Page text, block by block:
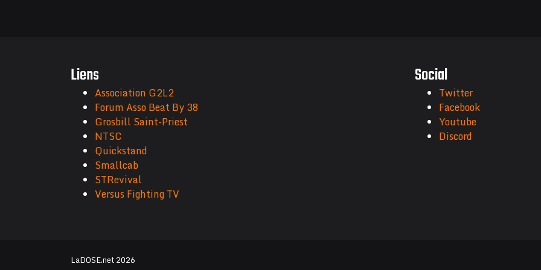
Liens
Association G2L2
Forum Asso Beat By 38
Grosbill Saint-Priest
NTSC
Quickstand
Smallcab
STRevival
Versus Fighting TV
Social
Twitter
Facebook
Youtube
Discord
LaDOSE.net 2026